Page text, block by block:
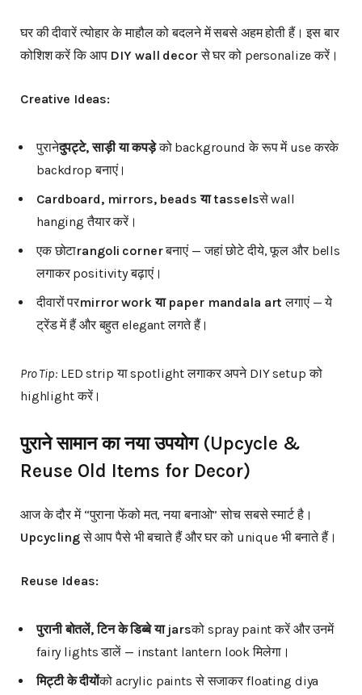
घर की दीवारें त्योहार के माहौल को बदलने में सबसे अहम होती हैं। इस बार
कोशिश करें कि आप DIY wall decorसे घर को personalize करें।
Creative Ideas:
पुरानेदुपट्टे,साड़ी या कपड़ेको background के रूप में use करके
backdrop बनाएं।
Cardboard, mirrors, beadsयाtasselsसे wall
hanging तैयार करें।
एक छोटाrangoli cornerबनाएं — जहां छोटे दीये, फूल और bells
लगाकर positivity बढ़ाएं।
दीवारों परmirror workयाpaper mandala art लगाएं — ये
ट्रेंड में हैं और बहुत elegant लगते हैं।
Pro Tip:LED strip या spotlight लगाकर अपने DIY setup को
highlight करें।
पुराने सामान का नया उपयोग(Upcycle &
Reuse Old Items for Decor)
आज के दौर में “पुराना फेंको मत, नया बनाओ” सोच सबसे स्मार्ट है।
Upcyclingसे आप पैसे भी बचाते हैं और घर को unique भी बनाते हैं।
Reuse Ideas:
पुरानी बोतलें,टिन के डिब्बे याjarsको spray paint करें और उनमें
fairy lights डालें — instant lantern look मिलेगा।
मिट्टी के दीयोंको acrylic paints से सजाकर floating diya